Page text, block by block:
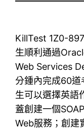
KillTest 1Z0-
生順利通過
Web Services
分鍾內完成60道
生可以選擇英語
蓋創建一個
Web服務；創建